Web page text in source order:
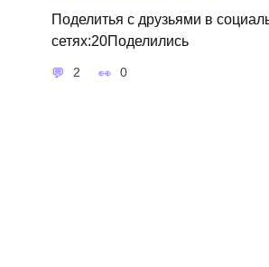
Поделитья с друзьями в
сетях:20Поделились
2 0